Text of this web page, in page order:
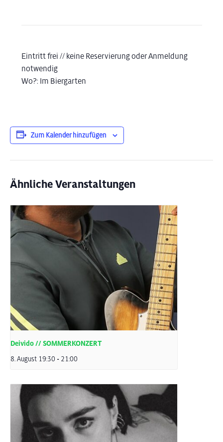
Eintritt frei // keine Reservierung oder Anmeldung
notwendig
Wo?: Im Biergarten
Zum Kalender hinzufügen
Ähnliche Veranstaltungen
Deivido // SOMMERKONZERT
8. August 19:30 - 21:00